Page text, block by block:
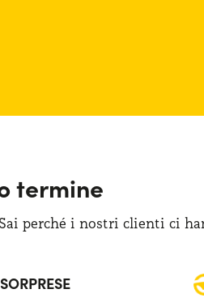
termine
perché i nostri clienti ci